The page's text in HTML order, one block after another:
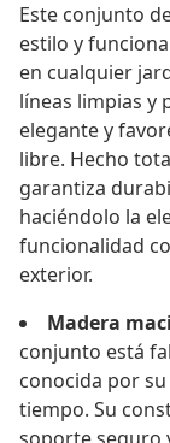
Este conjunto
estilo y
en cualquier
líneas limpias y
elegante y
libre. Hecho
garantiza
haciéndolo la
funcionalidad
exterior.
Madera
conjunto está
conocida por
tiempo. Su